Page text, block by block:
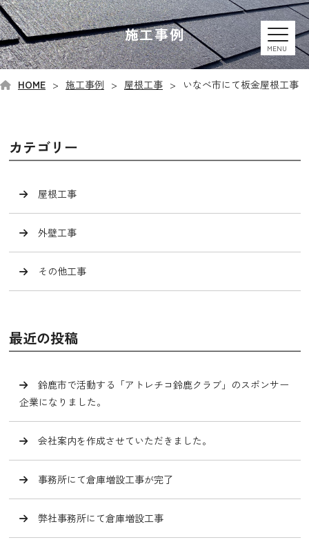
MENU
施工事例
HOME 施工事例 屋根工事 いなべ市にて板金屋根工事
カテゴリー
屋根工事
外壁工事
その他工事
最近の投稿
鈴鹿市で活動する「アトレチコ鈴鹿クラブ」のスポンサー
企業になりました。
会社案内を作成させていただきました。
事務所にて倉庫増設工事が完了
弊社事務所にて倉庫増設工事